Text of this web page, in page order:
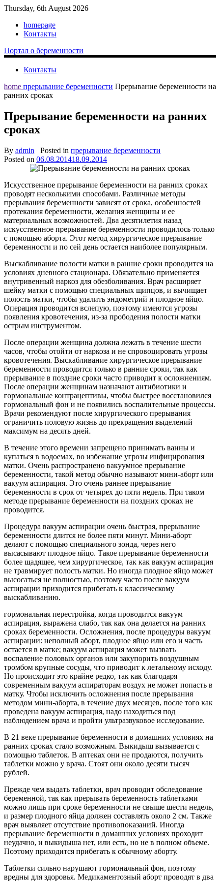
Thursday, 6th August 2026
homepage
Контакты
Портал о беременности
Контакты
home прерывание беременности Прерывание беременности на
ранних сроках
Прерывание беременности на ранних
сроках
By admin Posted in прерывание беременности
Posted on 06.08.201418.09.2014
Искусственное прерывание беременности на ранних сроках
проводят несколькими способами. Различные методы
прерывания беременности зависят от срока, особенностей
протекания беременности, желания женщины и ее
материальных возможностей. Два десятилетия назад
искусственное прерывание беременности проводилось только
с помощью аборта. Этот метод хирургическое прерывание
беременности и по сей день остается наиболее популярным.
Выскабливание полости матки в ранние сроки проводится на
условиях дневного стационара. Обязательно применяется
внутривенный наркоз для обезболивания. Врач расширяет
шейку матки с помощью специальных щипцов, и вычищает
полость матки, чтобы удалить эндометрий и плодное яйцо.
Операция проводится вслепую, поэтому имеются угрозы
появления кровотечения, из-за прободения полости матки
острым инструментом.
После операции женщина должна лежать в течение шести
часов, чтобы отойти от наркоза и не спровоцировать угрозы
кровотечения. Выскабливание хирургическое прерывание
беременности проводится только в ранние сроки, так как
прерывание в поздние сроки часто приводит к осложнениям.
После операции женщинам назначают антибиотики и
гормональные контрацептивы, чтобы быстрее восстановился
гормональный фон и не появились воспалительные процессы.
Врачи рекомендуют после хирургического прерывания
ограничить половую жизнь до прекращения выделений
максимум на десять дней.
В течение этого времени запрещено принимать ванны и
купаться в водоемах, во избежание угрозы инфицирования
матки. Очень распространено вакуумное прерывание
беременности, такой метод обычно называют мини-аборт или
вакуум аспирация. Это очень раннее прерывание
беременности в срок от четырех до пяти недель. При таком
методе прерывание беременности на поздних сроках не
проводится.
Процедура вакуум аспирации очень быстрая, прерывание
беременности длится не более пяти минут. Мини-аборт
делают с помощью специального зонда, через него
высасывают плодное яйцо. Такое прерывание беременности
более щадящее, чем хирургическое, так как вакуум аспирация
не травмирует полость матки. Но иногда плодное яйцо может
высосаться не полностью, поэтому часто после вакуум
аспирации приходится прибегать к классическому
выскабливанию.
гормональная перестройка, когда проводится вакуум
аспирация, выражена слабо, так как она делается на ранних
сроках беременности. Осложнения, после процедуры вакуум
аспирации: неполный аборт, плодное яйцо или его и часть
остается в матке; вакуум аспирация может вызвать
воспаление половых органов или закупорить воздушным
тромбом крупные сосуды, что приводит к летальному исходу.
Но происходит это крайне редко, так как благодаря
современным вакуум аспираторам воздух не может попасть в
матку. Чтобы исключить осложнения после прерывания
методом мини-аборта, в течение двух месяцев, после того как
проведена вакуум аспирация, надо находиться под
наблюдением врача и пройти ультразвуковое исследование.
В 21 веке прерывание беременности в домашних условиях на
ранних сроках стало возможным. Выкидыш вызывается с
помощью таблеток. В аптеках они не продаются, получить
таблетки можно у врача. Стоят они около десяти тысяч
рублей.
Прежде чем выдать таблетки, врач проводит обследование
беременной, так как прерывать беременность таблетками
можно лишь при сроке беременности не свыше шести недель,
и размер плодного яйца должен составлять около 2 см. Также
врач выявляет отсутствие противопоказаний. Иногда
прерывание беременности в домашних условиях проходит
неудачно, и выкидыша нет, или есть, но не в полном объеме.
Поэтому приходится прибегать к обычному аборту.
Таблетки сильно нарушают гормональный фон, поэтому
вредны для здоровья. Медикаментозный аборт проводят в два